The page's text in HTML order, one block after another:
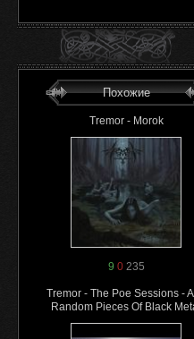
Похожие
Tremor - Morok
9 0235
Tremor - The Poe Sessions -
Random Pieces Of Black